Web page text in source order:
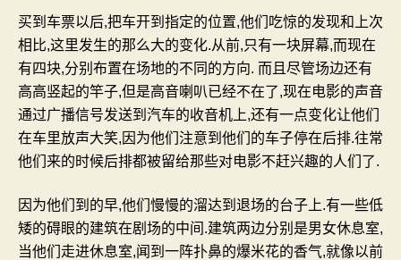
买到车票以后,把车开到指定的位置,他们吃惊的发现和上次
相比,这里发生的那么大的变化.从前,只有一块屏幕,而现在
有四块,分别布置在场地的不同的方向. 而且尽管场边还有
高高竖起的竿子,但是高音喇叭已经不在了,现在电影的声音
通过广播信号发送到汽车的收音机上,还有一点变化让他们
在车里放声大笑, 因为他们注意到他们的车子停在后排.往常
他们来的时候后排都被留给那些对电影不赶兴趣的人们了.
因为他们到的早,他们慢慢的溜达到退场的台子上.有一些低
矮的碍眼的建筑在剧场的中间 .建筑两边分别是男女休息室,
当他们走进休息室,闻到一阵扑鼻的爆米花的香气,就像以前